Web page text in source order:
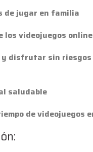
de jugar en familia
los videojuegos online
y disfrutar sin
saludable
de videojuegos